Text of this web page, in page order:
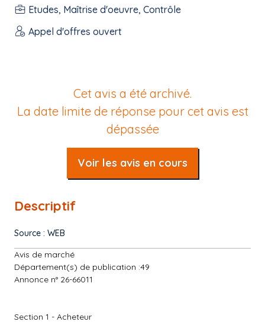
Etudes, Maîtrise d'oeuvre, Contrôle
Appel d'offres ouvert
Cet avis a été archivé.
La date limite de réponse pour cet avis est
dépassée
Voir les avis en cours
Descriptif
Source : WEB
Avis de marché
Département(s) de publication :49
Annonce n° 26-66011
Section 1 - Acheteur